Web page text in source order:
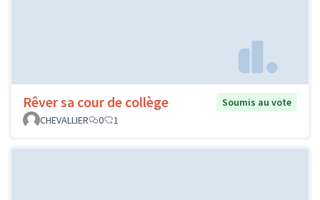
Rêver sa cour de collège
Soumis au vote
CHEVALLIER
0 1